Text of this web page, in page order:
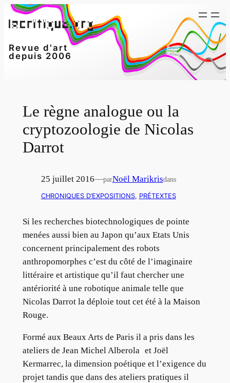
Aller
au
Revue d'art
depuis 2006
Le règne analogue ou la
cryptozoologie de Nicolas
Darrot
25 juillet 2016—parNoël Marikrisdans
CHRONIQUES D’EXPOSITIONS, PRÉTEXTES
Si les recherches biotechnologiques de pointe
menées aussi bien au Japon qu’aux Etats Unis
concernent principalement des robots
anthropomorphes c’est du côté de l’imaginaire
littéraire et artistique qu’il faut chercher une
antériorité à une robotique animale telle que
Nicolas Darrot la déploie tout cet été à la Maison
Rouge.
Formé aux Beaux Arts de Paris il a pris dans les
ateliers de Jean Michel Alberola et Joël
Kermarrec, la dimension poétique et l’exigence du
projet tandis que dans des ateliers pratiques il